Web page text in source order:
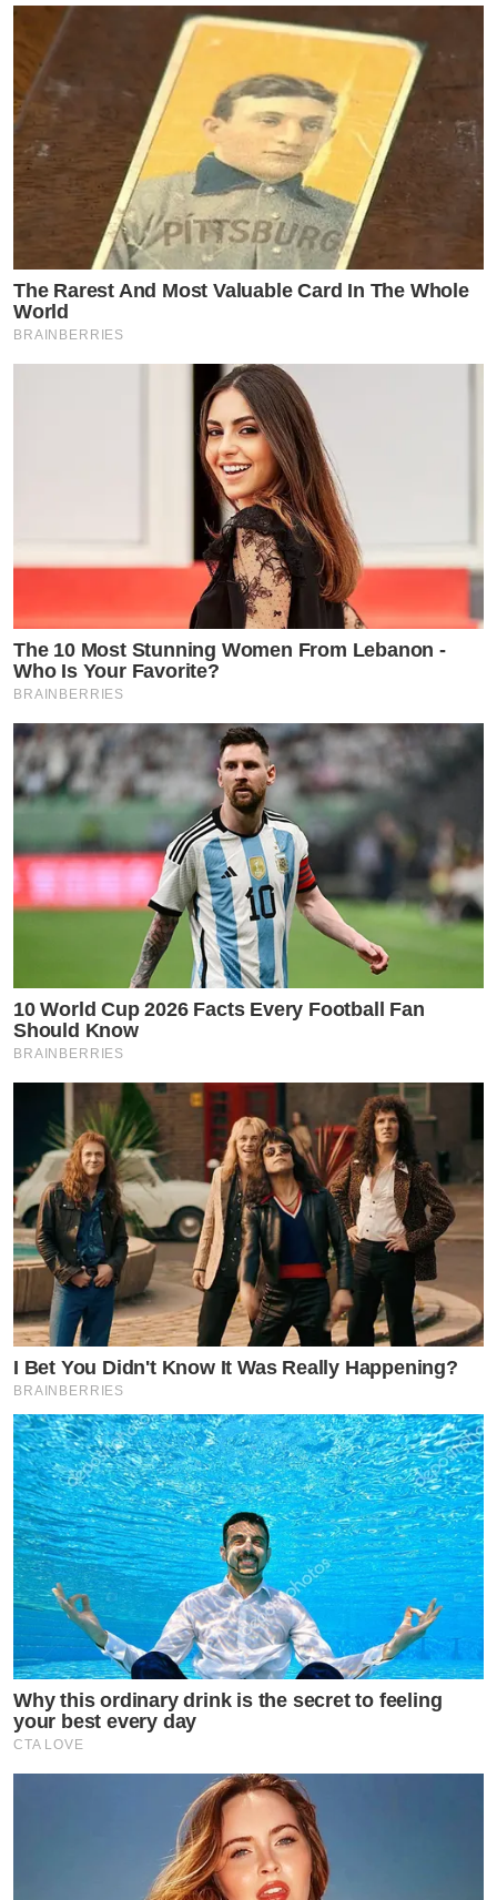
by TVPOOL ONLINE
The Rarest And Most Valuable Card In The Whole
World
BRAINBERRIES
The 10 Most Stunning Women From Lebanon -
Who Is Your Favorite?
BRAINBERRIES
10 World Cup 2026 Facts Every Football Fan
Should Know
BRAINBERRIES
I Bet You Didn't Know It Was Really Happening?
BRAINBERRIES
Why this ordinary drink is the secret to feeling
your best every day
CTA LOVE